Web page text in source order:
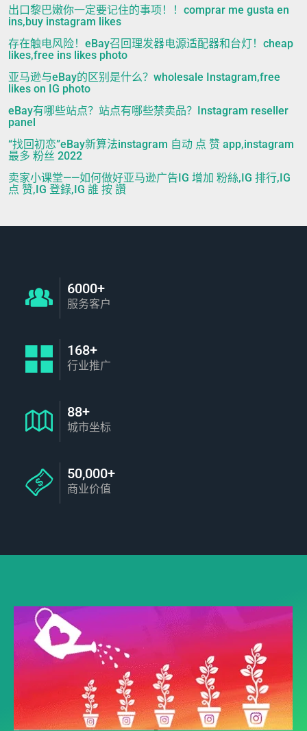
出口黎巴嫩你一定要记住的事项！！comprar me gusta en
ins,buy instagram likes
存在触电风险！eBay召回理发器电源适配器和台灯！cheap
likes,free ins likes photo
亚马逊与eBay的区别是什么？wholesale Instagram,free
likes on IG photo
eBay有哪些站点？站点有哪些禁卖品？Instagram reseller
panel
“找回初恋”eBay新算法instagram 自动 点 赞 app,instagram
最多 粉丝 2022
卖家小课堂——如何做好亚马逊广告IG 增加 粉絲,IG 排行,IG
点 赞,IG 登錄,IG 誰 按 讚
6000+
服务客户
168+
行业推广
88+
城市坐标
50,000+
商业价值